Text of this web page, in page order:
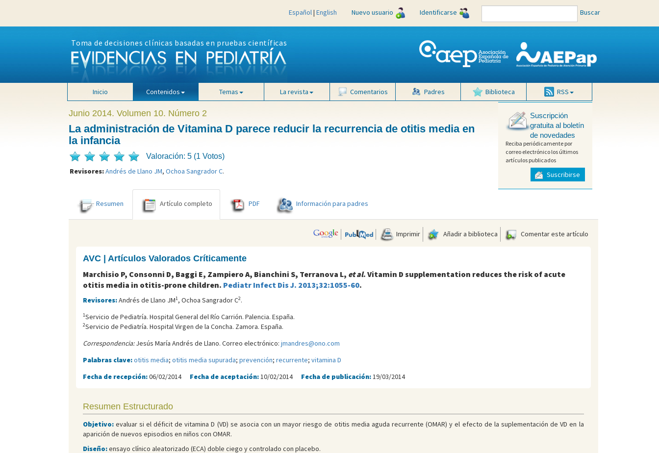
Español| English Nuevo usuario Identificarse Buscar
Toma de decisiones clínicas basadas en pruebas científicas
Inicio Contenidos Temas La revista Comentarios Padres Biblioteca RSS
Junio 2014. Volumen 10. Número 2
La administración de Vitamina D parece reducir la recurrencia de otitis media en
la infancia
Valoración: 5 (1 Votos)
Revisores:Andrés de Llano JM, Ochoa Sangrador C.
Suscripción
gratuita al boletín
de novedades
Reciba periódicamente por
correo electrónico los últimos
artículos publicados
Suscribirse
Resumen Artículo completo PDF Información para padres
Imprimir Añadir a biblioteca Comentar este artículo
AVC | Artículos Valorados Críticamente
Marchisio P, Consonni D, Baggi E, Zampiero A, Bianchini S, Terranova L, et al. Vitamin D supplementation reduces the risk of acute
otitis media in otitis-prone children. Pediatr Infect Dis J. 2013;32:1055-60.
Revisores:Andrés de Llano JM1, Ochoa Sangrador C2.
1Servicio de Pediatría. Hospital General del Río Carrión. Palencia. España.
2Servicio de Pediatría. Hospital Virgen de la Concha. Zamora. España.
Correspondencia:Jesús María Andrés de Llano. Correo electrónico: jmandres@ono.com
Palabras clave:otitis media; otitis media supurada; prevención; recurrente; vitamina D
Fecha de recepción:06/02/2014 Fecha de aceptación:10/02/2014 Fecha de publicación:19/03/2014
Resumen Estructurado
Objetivo:evaluar si el déficit de vitamina D (VD) se asocia con un mayor riesgo de otitis media aguda recurrente (OMAR) y el efecto de la suplementación de VD en la
aparición de nuevos episodios en niños con OMAR.
Diseño:ensayo clínico aleatorizado (ECA) doble ciego y controlado con placebo.